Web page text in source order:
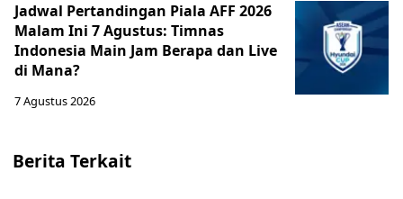
Jadwal Pertandingan Piala AFF 2026
Malam Ini 7 Agustus: Timnas
Indonesia Main Jam Berapa dan Live
di Mana?
7 Agustus 2026
Berita Terkait